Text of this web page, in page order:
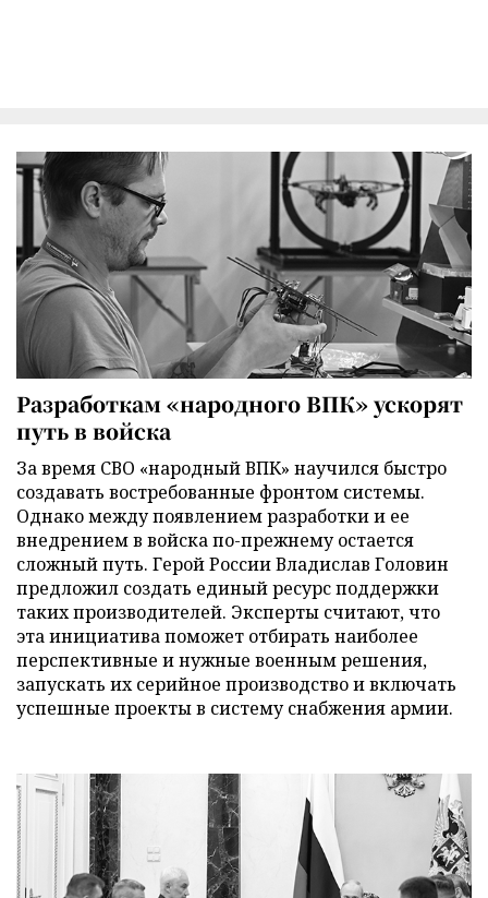
Разработкам «народного ВПК» ускорят
путь в войска
За время СВО «народный ВПК» научился быстро
создавать востребованные фронтом системы.
Однако между появлением разработки и ее
внедрением в войска по-прежнему остается
сложный путь. Герой России Владислав Головин
предложил создать единый ресурс поддержки
таких производителей. Эксперты считают, что
эта инициатива поможет отбирать наиболее
перспективные и нужные военным решения,
запускать их серийное производство и включать
успешные проекты в систему снабжения армии.